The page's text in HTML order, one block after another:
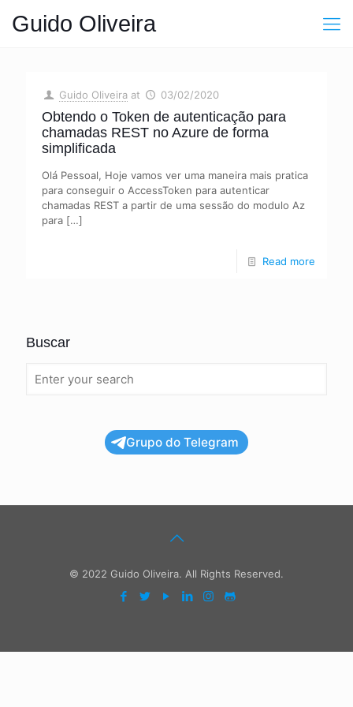
Guido Oliveira
Guido Oliveira at 03/02/2020
Obtendo o Token de autenticação para
chamadas REST no Azure de forma
simplificada
Olá Pessoal, Hoje vamos ver uma maneira mais pratica
para conseguir o AccessToken para autenticar
chamadas REST a partir de uma sessão do modulo Az
para […]
Read more
Buscar
Grupo do Telegram
© 2022 Guido Oliveira. All Rights Reserved.